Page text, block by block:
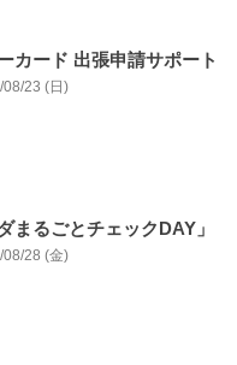
カード 出張申請サポート
23 (日)
まるごとチェックDAY」
28 (金)